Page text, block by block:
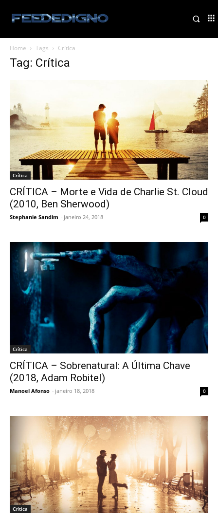
Home Tags Crítica
Tag: Crítica
Crítica
CRÍTICA – Morte e Vida de Charlie St. Cloud
(2010, Ben Sherwood)
Stephanie Sandim - janeiro 24, 2018 0
Crítica
CRÍTICA – Sobrenatural: A Última Chave
(2018, Adam Robitel)
Manoel Afonso - janeiro 18, 2018 0
Crítica